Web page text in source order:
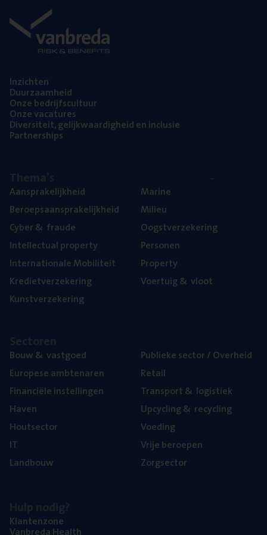
Inzich­ten
Duur­zaam­heid
Onze bedrijfs­cul­tuur
Onze vaca­tu­res
Diver­si­teit, gelijk­waar­dig­heid en inclusie
Part­ner­ships
Aan­spra­ke­lijk­heid
Beroeps­aan­spra­ke­lijk­heid
Cyber& fraude
Intel­lec­tu­al property
Inter­na­ti­o­na­le Mobiliteit
Kre­diet­ver­ze­ke­ring
Kunst­ver­ze­ke­ring
Mari­ne
Mili­eu
Oogst­ver­ze­ke­ring
Per­so­nen
Pro­per­ty
Voer­tuig& vloot
Bouw& vastgoed
Euro­pe­se ambtenaren
Finan­ci­ë­le instellingen
Haven
Hout­sec­tor
IT
Land­bouw
Publie­ke sec­tor / Overheid
Retail
Trans­port& logistiek
Upcy­cling& recycling
Voe­ding
Vrije beroe­pen
Zorg­sec­tor
Klan­ten­zo­ne
Van­b­re­da Health